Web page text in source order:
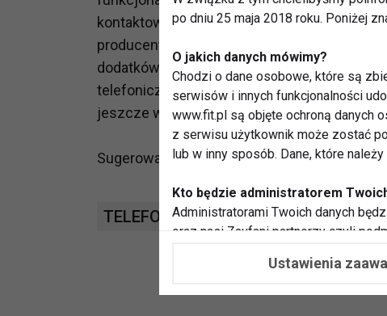
kontaktowanie się z innymi w sposób
producentów telefonów komórkowych
dodatków utrudniających korzystanie z
telefonicznych. Kolejne urządzenie z tej
jeszcze w tym roku.
Sugerowana cena detaliczna myPhone
TELEFON SENIOR
po dniu 25 maja 2018 roku. Poniżej
O jakich danych mówimy?
Chodzi o dane osobowe, które są
serwisów i innych funkcjonalności
www.fit.pl są objęte ochroną danych
z serwisu użytkownik może zostać
lub w inny sposób. Dane, które
Kto będzie administratorem
Administratorami Twoich danych
oraz nasi Zaufani partnerzy czyli
potrzeb i zainteresowań.
Ustawienia